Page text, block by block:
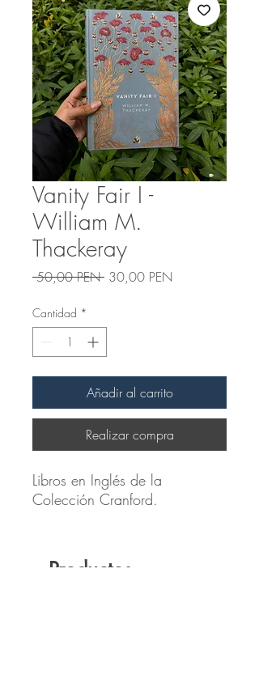
Vanity Fair I -
William M.
Thackeray
50,00 PEN Precio
30,00 PENPrecio
Cantidad *
Añadir al carrito
Realizar compra
Libros en Inglés de la
Colección Cranford.
Productos